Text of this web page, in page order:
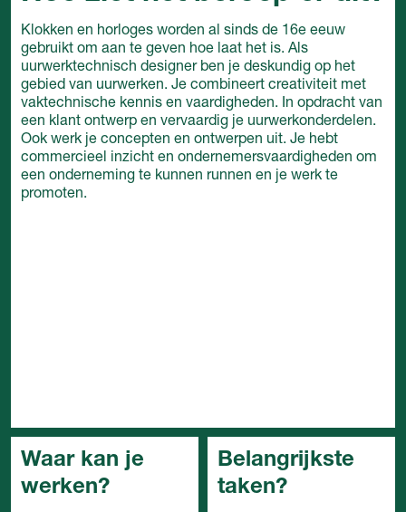
Klokken en horloges worden al sinds de 16e eeuw
gebruikt om aan te geven hoe laat het is. Als
uurwerktechnisch designer ben je deskundig op het
gebied van uurwerken. Je combineert creativiteit met
vaktechnische kennis en vaardigheden. In opdracht van
een klant ontwerp en vervaardig je uurwerkonderdelen.
Ook werk je concepten en ontwerpen uit. Je hebt
commercieel inzicht en ondernemersvaardigheden om
een onderneming te kunnen runnen en je werk te
promoten.
Waar kan je
werken?
Belangrijkste
taken?